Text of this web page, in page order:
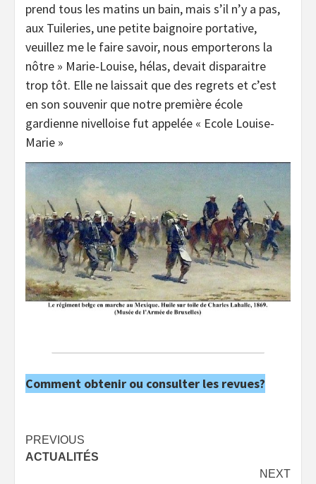
prend tous les matins un bain, mais s’il n’y a pas,
aux Tuileries, une petite baignoire portative,
veuillez me le faire savoir, nous emporterons la
nôtre » Marie-Louise, hélas, devait disparaitre
trop tôt. Elle ne laissait que des regrets et c’est
en son souvenir que notre première école
gardienne nivelloise fut appelée « Ecole Louise-
Marie »
Comment obtenir ou consulter les revues?
Post
navigation
PREVIOUS
ACTUALITÉS
NEXT